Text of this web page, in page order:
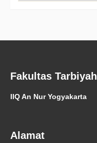
Fakultas Tarbiyah
IIQ An Nur Yogyakarta
Alamat